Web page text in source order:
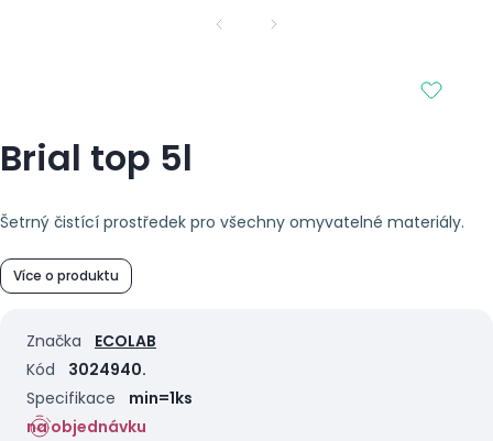
Brial top 5l
Šetrný čistící prostředek pro všechny omyvatelné materiály.
Více o produktu
Značka
ECOLAB
Kód
3024940.
Specifikace
min=1ks
na objednávku